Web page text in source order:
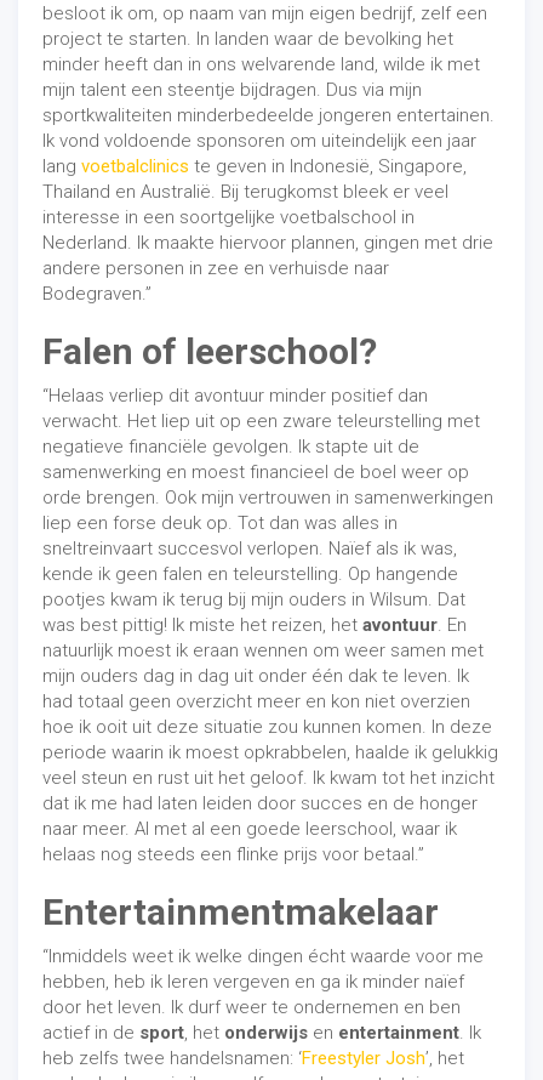
besloot ik om, op naam van mijn eigen bedrijf, zelf een
project te starten. In landen waar de bevolking het
minder heeft dan in ons welvarende land, wilde ik met
mijn talent een steentje bijdragen. Dus via mijn
sportkwaliteiten minderbedeelde jongeren entertainen.
Ik vond voldoende sponsoren om uiteindelijk een jaar
lang voetbalclinics te geven in Indonesië, Singapore,
Thailand en Australië. Bij terugkomst bleek er veel
interesse in een soortgelijke voetbalschool in
Nederland. Ik maakte hiervoor plannen, gingen met drie
andere personen in zee en verhuisde naar
Bodegraven.”
Falen of leerschool?
“Helaas verliep dit avontuur minder positief dan
verwacht. Het liep uit op een zware teleurstelling met
negatieve financiële gevolgen. Ik stapte uit de
samenwerking en moest financieel de boel weer op
orde brengen. Ook mijn vertrouwen in samenwerkingen
liep een forse deuk op. Tot dan was alles in
sneltreinvaart succesvol verlopen. Naïef als ik was,
kende ik geen falen en teleurstelling. Op hangende
pootjes kwam ik terug bij mijn ouders in Wilsum. Dat
was best pittig! Ik miste het reizen, het avontuur . En
natuurlijk moest ik eraan wennen om weer samen met
mijn ouders dag in dag uit onder één dak te leven. Ik
had totaal geen overzicht meer en kon niet overzien
hoe ik ooit uit deze situatie zou kunnen komen. In deze
periode waarin ik moest opkrabbelen, haalde ik gelukkig
veel steun en rust uit het geloof. Ik kwam tot het inzicht
dat ik me had laten leiden door succes en de honger
naar meer. Al met al een goede leerschool, waar ik
helaas nog steeds een flinke prijs voor betaal.”
Entertainmentmakelaar
“Inmiddels weet ik welke dingen écht waarde voor me
hebben, heb ik leren vergeven en ga ik minder naïef
door het leven. Ik durf weer te ondernemen en ben
actief in de sport , het onderwijs en entertainment . Ik
heb zelfs twee handelsnamen: ‘Freestyler Josh’, het